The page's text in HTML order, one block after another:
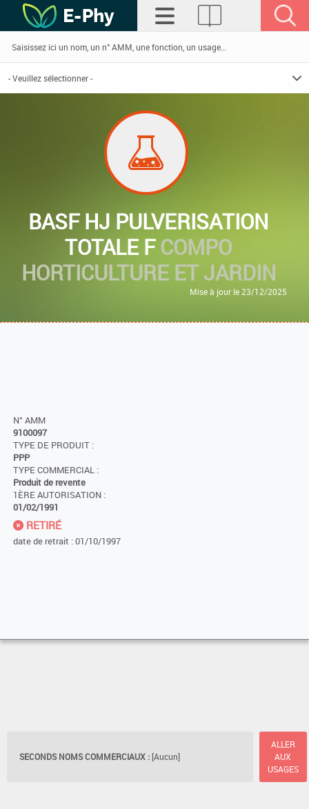
BASF HJ PULVERISATION
TOTALE FCOMPO
HORTICULTURE ET JARDIN
Mise à jour le 23/12/2025
N° AMM
9100097
TYPE DE PRODUIT :
PPP
TYPE COMMERCIAL :
Produit de revente
1ÈRE AUTORISATION :
01/02/1991
RETIRÉ
date de retrait : 01/10/1997
SECONDS NOMS COMMERCIAUX : [Aucun]
ALLER
AUX
USAGES